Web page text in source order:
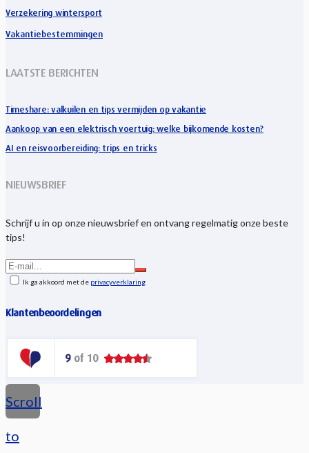
Verzekering wintersport
Vakantiebestemmingen
LAATSTE BERICHTEN
Timeshare: valkuilen en tips vermijden op vakantie
Aankoop van een elektrisch voertuig: welke bijkomende kosten?
AI en reisvoorbereiding: trips en tricks
NIEUWSBRIEF
Schrijf u in op onze nieuwsbrief en ontvang regelmatig onze beste
tips!
Ik ga akkoord met de privacyverklaring
Klantenbeoordelingen
Scroll
to